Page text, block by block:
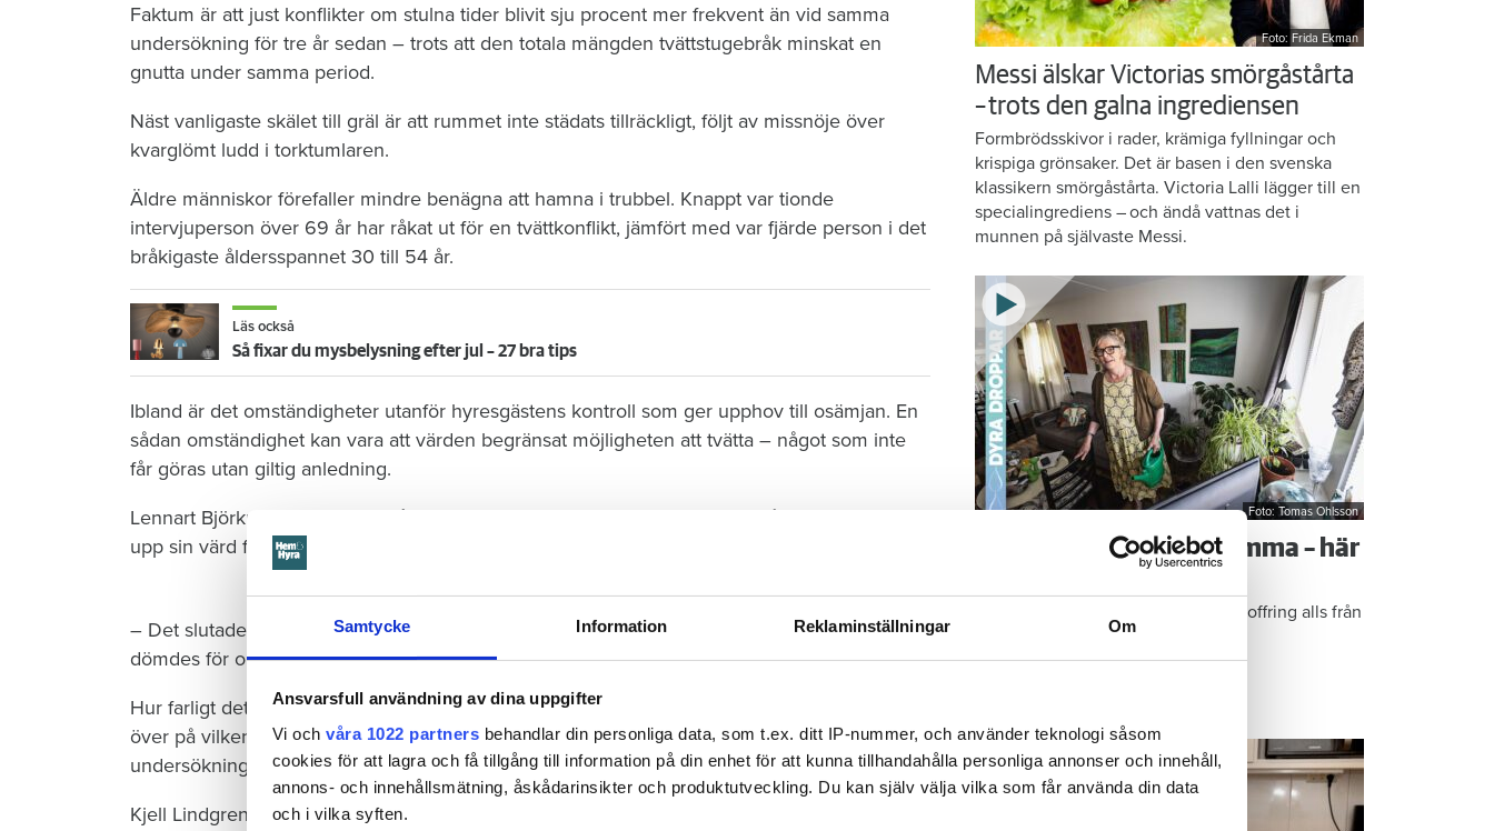
Samtycke Information Reklaminställningar Om
Ansvarsfull användning av dina uppgifter
Vi och våra 1022 partners behandlar din personliga data, som t.ex. ditt IP-nummer, och använder teknologi såsom
cookies för att lagra och få tillgång till information på din enhet för att kunna tillhandahålla personliga annonser och innehåll,
annons- och innehållsmätning, åskådarinsikter och produktutveckling. Du kan själv välja vilka som får använda din data
och i vilka syften.
Faktum är att just konflikter om stulna tider blivit sju procent mer frekvent än vid samma
undersökning för tre år sedan – trots att den totala mängden tvättstugebråk minskat en
gnutta under samma period.
Näst vanligaste skälet till gräl är att rummet inte städats tillräckligt, följt av missnöje över
kvarglömt ludd i torktumlaren.
Äldre människor förefaller mindre benägna att hamna i trubbel. Knappt var tionde
intervjuperson över 69 år har råkat ut för en tvättkonflikt, jämfört med var fjärde person i det
bråkigaste åldersspannet 30 till 54 år.
Läs också
Så fixar du mysbelysning efter jul – 27 bra tips
Ibland är det omständigheter utanför hyresgästens kontroll som ger upphov till osämjan. En
sådan omständighet kan vara att värden begränsat möjligheten att tvätta – något som inte
får göras utan giltig anledning.
Lennart Björkman, chefsjurist på Hyresgästföreningen, minns ett fall där två kvinnor sökte
upp sin värd för att klaga på brister:
– Det slutade faktiskt med ett gräl där hyresvärden hotade att strypa en av kvinnorna. Han
dömdes för olaga hot av hovrätten.
Hur farligt det är att vistas i tvättstugan är svårt att säga. Polisen för ingen närmare statistik
över på vilken plats ett anmält brott har skett, och hos Brottsförebyggande rådet saknas
undersökningar i ämnet.
Kjell Lindgren, talesperson för polisen i Stockholm, är dock säker på en sak: tydliga regler
Foto: Frida Ekman
Messi älskar Victorias smörgåstårta
– trots den galna ingrediensen
Formbrödsskivor i rader, krämiga fyllningar och
krispiga grönsaker. Det är basen i den svenska
klassikern smörgåstårta. Victoria Lalli lägger till en
specialingrediens – och ändå vattnas det i
munnen på självaste Messi.
Foto: Tomas Ohlsson
Så sparar du vatten hemma – här
Knepen är enkla: ”Det är ingen uppoffring alls från
min sida”, säger Kristin Rydberg.